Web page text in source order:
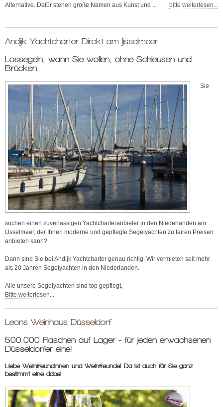
Alternative. Dafür stehen große Namen aus Kunst und ...
bitte weiterlesen...
Andijk Yachtcharter-Direkt am Ijsselmeer
Lossegeln, wann Sie wollen, ohne Schleusen und
Brücken.
Sie
suchen einen zuverlässigen Yachtcharteranbieter in den Niederlanden am
IJsselmeer, der Ihnen moderne und gepflegte Segelyachten zu fairen Preisen
anbieten kann?
Dann sind Sie bei Andijk Yachtcharter genau richtig. Wir vermieten seit mehr
als 20 Jahren Segelyachten in den Niederlanden.
Alle unsere Segelyachten sind top gepflegt,
Bitte weiterlesen...
Leons Weinhaus Düsseldorf
500.000 Flaschen auf Lager - für jeden erwachsenen
Düsseldorfer eine!
Liebe Weinfreundinnen und Weinfreunde! Da ist auch für Sie ganz
bestimmt eine dabei.